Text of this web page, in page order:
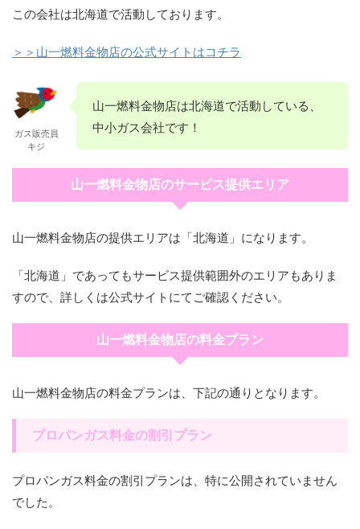
この会社は北海道で活動しております。
＞＞山一燃料金物店の公式サイトはコチラ
ガス販売員
キジ
山一燃料金物店は北海道で活動している、
中小ガス会社です！
山一燃料金物店のサービス提供エリア
山一燃料金物店の提供エリアは「北海道」になります。
「北海道」であってもサービス提供範囲外のエリアもありま
すので、詳しくは公式サイトにてご確認ください。
山一燃料金物店の料金プラン
山一燃料金物店の料金プランは、下記の通りとなります。
プロパンガス料金の割引プラン
プロパンガス料金の割引プランは、特に公開されていません
でした。